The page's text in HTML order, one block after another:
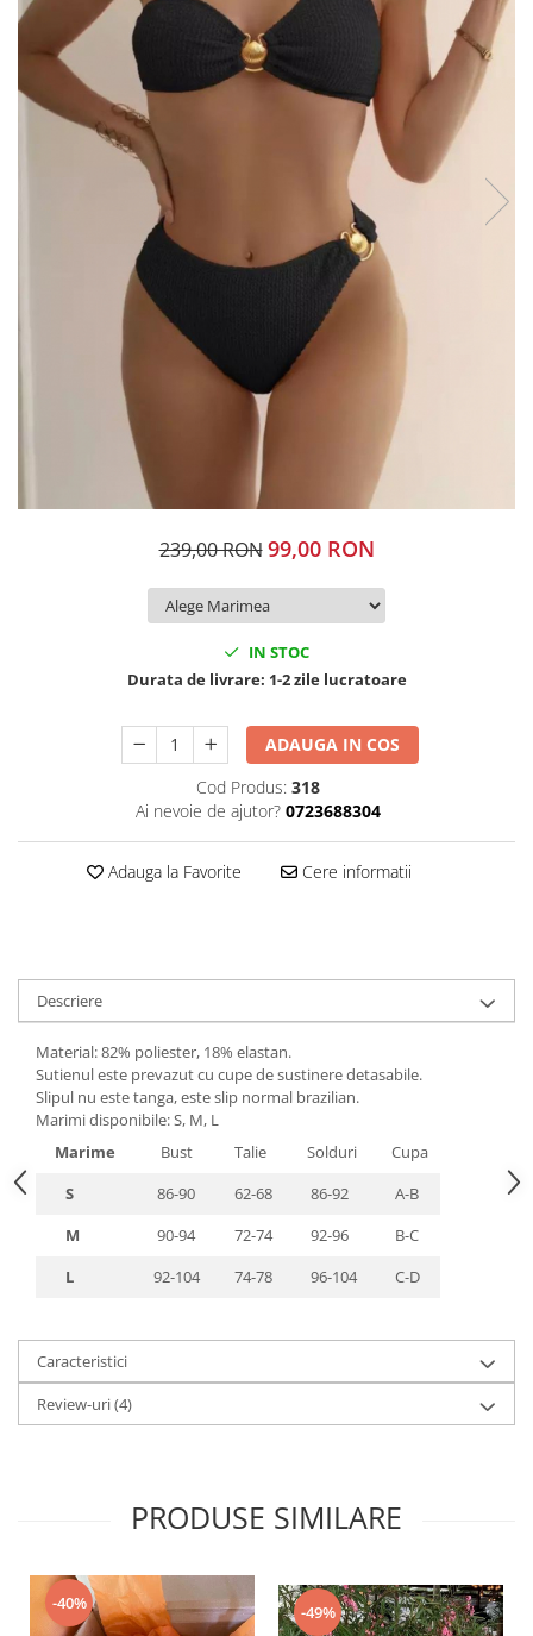
239,00 RON 99,00 RON
IN STOC
Durata de livrare: 1-2 zile lucratoare
ADAUGA IN COS
Cod Produs: 318
Ai nevoie de ajutor? 0723688304
Adauga la Favorite Cere informatii
Descriere
Material: 82% poliester, 18% elastan.
Sutienul este prevazut cu cupe de sustinere detasabile.
Slipul nu este tanga, este slip normal brazilian.
Marimi disponibile: S, M, L
Marime
Bust Talie Solduri
Cupa
S
86-90 62-68 86-92
A-B
M
90-94 72-74 92-96
B-C
L
92-104 74-78 96-104 C-D
Caracteristici
Review-uri(4)
PRODUSE SIMILARE
-40% -49%